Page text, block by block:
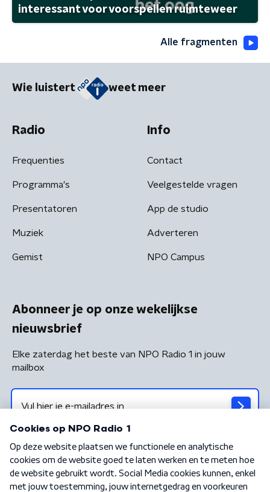
interessant voor voorspellen ruimteweer
Alle fragmenten
Wie luistert weet meer
Radio
Frequenties
Programma's
Presentatoren
Muziek
Gemist
Info
Contact
Veelgestelde vragen
App de studio
Adverteren
NPO Campus
Abonneer je op onze wekelijkse
nieuwsbrief
Elke zaterdag het beste van NPO Radio 1 in jouw
mailbox
Algemene voorwaarden